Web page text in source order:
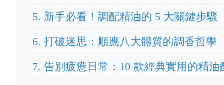
5. 新手必看！調配精油的 5 大關鍵步驟
6. 打破迷思：順應八大體質的調香哲學
7. 告別疲憊日常：10 款經典實用的精油